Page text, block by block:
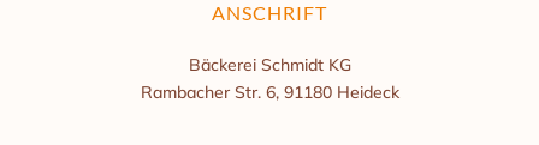
ANSCHRIFT
Bäckerei Schmidt KG
Rambacher Str. 6, 91180 Heideck